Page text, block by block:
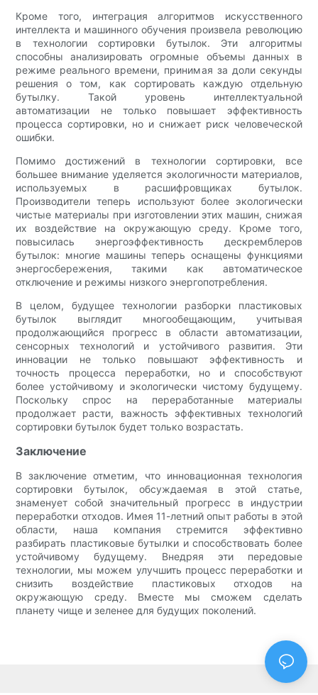
Кроме того, интеграция алгоритмов искусственного
интеллекта и машинного обучения произвела революцию
в технологии сортировки бутылок. Эти алгоритмы
способны анализировать огромные объемы данных в
режиме реального времени, принимая за доли секунды
решения о том, как сортировать каждую отдельную
бутылку. Такой уровень интеллектуальной
автоматизации не только повышает эффективность
процесса сортировки, но и снижает риск человеческой
ошибки.
Помимо достижений в технологии сортировки, все
большее внимание уделяется экологичности материалов,
используемых в расшифровщиках бутылок.
Производители теперь используют более экологически
чистые материалы при изготовлении этих машин, снижая
их воздействие на окружающую среду. Кроме того,
повысилась энергоэффективность дескремблеров
бутылок: многие машины теперь оснащены функциями
энергосбережения, такими как автоматическое
отключение и режимы низкого энергопотребления.
В целом, будущее технологии разборки пластиковых
бутылок выглядит многообещающим, учитывая
продолжающийся прогресс в области автоматизации,
сенсорных технологий и устойчивого развития. Эти
инновации не только повышают эффективность и
точность процесса переработки, но и способствуют
более устойчивому и экологически чистому будущему.
Поскольку спрос на переработанные материалы
продолжает расти, важность эффективных технологий
сортировки бутылок будет только возрастать.
Заключение
В заключение отметим, что инновационная технология
сортировки бутылок, обсуждаемая в этой статье,
знаменует собой значительный прогресс в индустрии
переработки отходов. Имея 11-летний опыт работы в этой
области, наша компания стремится эффективно
разбирать пластиковые бутылки и способствовать более
устойчивому будущему. Внедряя эти передовые
технологии, мы можем улучшить процесс переработки и
снизить воздействие пластиковых отходов на
окружающую среду. Вместе мы сможем сделать
планету чище и зеленее для будущих поколений.